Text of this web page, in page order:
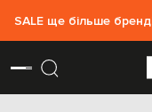
SALE ще більше